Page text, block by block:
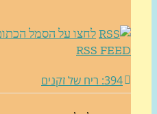
לחצו על הסמל הכתום
RSS